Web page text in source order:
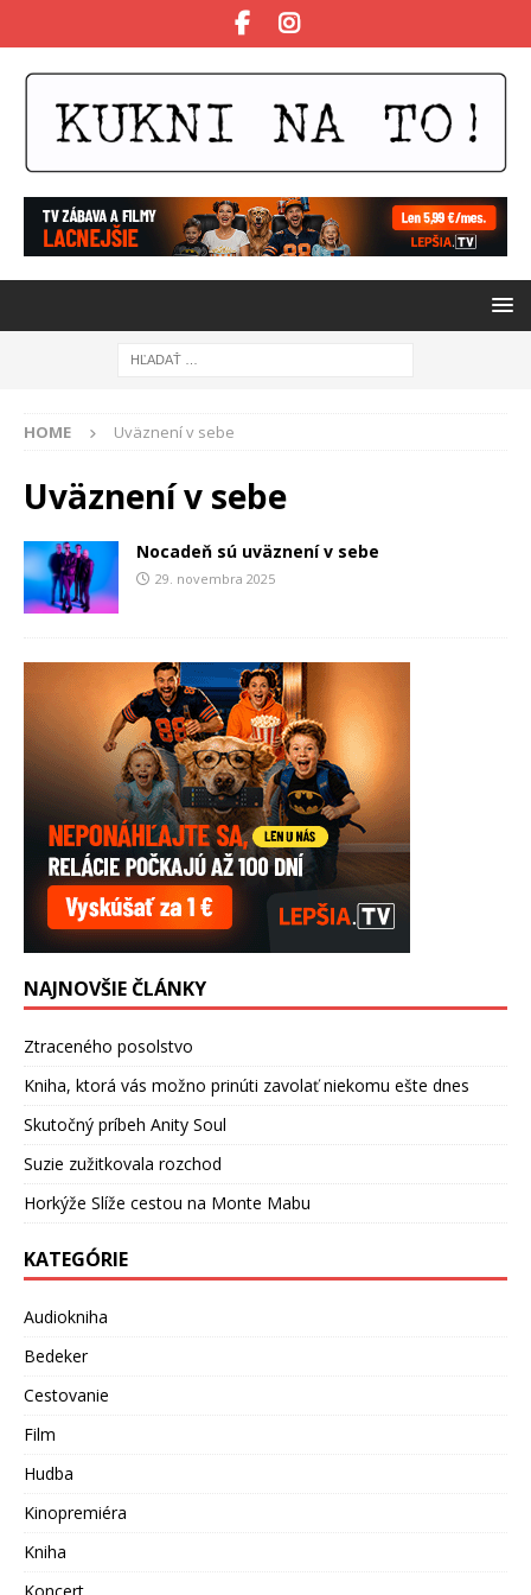
HOME Uväznení v sebe
Uväznení v sebe
Nocadeň sú uväznení v sebe
29. novembra 2025
NAJNOVŠIE ČLÁNKY
Ztraceného posolstvo
Kniha, ktorá vás možno prinúti zavolať niekomu ešte dnes
Skutočný príbeh Anity Soul
Suzie zužitkovala rozchod
Horkýže Slíže cestou na Monte Mabu
KATEGÓRIE
Audiokniha
Bedeker
Cestovanie
Film
Hudba
Kinopremiéra
Kniha
Koncert